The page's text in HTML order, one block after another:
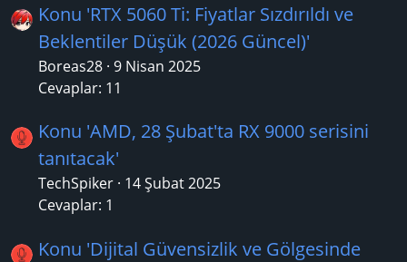
Konu 'RTX 5060 Ti: Fiyatlar Sızdırıldı ve
Beklentiler Düşük (2026 Güncel)'
Boreas28 9 Nisan 2025
Cevaplar: 11
Konu 'AMD, 28 Şubat'ta RX 9000 serisini
tanıtacak'
TechSpiker 14 Şubat 2025
Cevaplar: 1
Konu 'Dijital Güvensizlik ve Gölgesinde